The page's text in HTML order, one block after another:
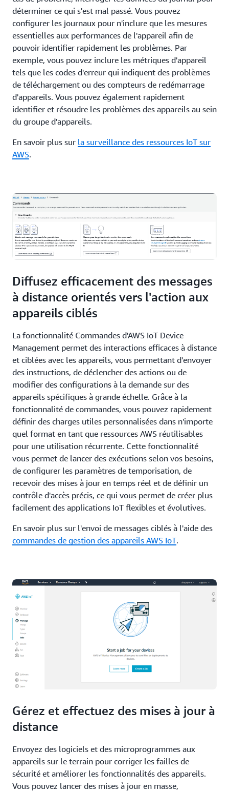
déterminer ce qui s'est mal passé. Vous pouvez
configurer les journaux pour n'inclure que les mesures
essentielles aux performances de l'appareil afin de
pouvoir identifier rapidement les problèmes. Par
exemple, vous pouvez inclure les métriques d'appareil
tels que les codes d'erreur qui indiquent des problèmes
de téléchargement ou des compteurs de redémarrage
d'appareils. Vous pouvez également rapidement
identifier et résoudre les problèmes des appareils au sein
du groupe d'appareils.
En savoir plus sur la surveillance des ressources IoT sur
AWS.
Diffusez efficacement des messages
à distance orientés vers l'action aux
appareils ciblés
La fonctionnalité Commandes d'AWS IoT Device
Management permet des interactions efficaces à distance
et ciblées avec les appareils, vous permettant d'envoyer
des instructions, de déclencher des actions ou de
modifier des configurations à la demande sur des
appareils spécifiques à grande échelle. Grâce à la
fonctionnalité de commandes, vous pouvez rapidement
définir des charges utiles personnalisées dans n'importe
quel format en tant que ressources AWS réutilisables
pour une utilisation récurrente. Cette fonctionnalité
vous permet de lancer des exécutions selon vos besoins,
de configurer les paramètres de temporisation, de
recevoir des mises à jour en temps réel et de définir un
contrôle d'accès précis, ce qui vous permet de créer plus
facilement des applications IoT flexibles et évolutives.
En savoir plus sur l'envoi de messages ciblés à l'aide des
commandes de gestion des appareils AWS IoT.
Gérez et effectuez des mises à jour à
distance
Envoyez des logiciels et des microprogrammes aux
appareils sur le terrain pour corriger les failles de
sécurité et améliorer les fonctionnalités des appareils.
Vous pouvez lancer des mises à jour en masse,